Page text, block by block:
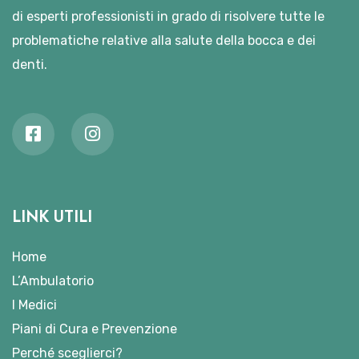
di esperti professionisti in grado di risolvere tutte le
problematiche relative alla salute della bocca e dei
denti.
LINK UTILI
Home
L’Ambulatorio
I Medici
Piani di Cura e Prevenzione
Perché sceglierci?